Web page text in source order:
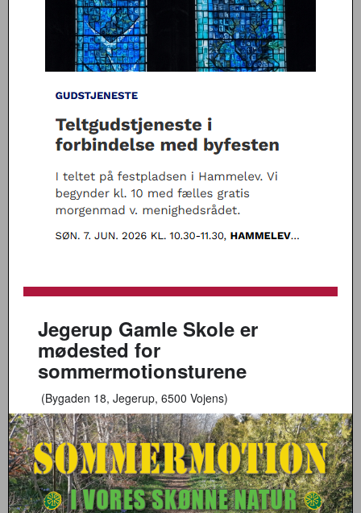
Jegerup Gamle Skole er
mødested for
sommermotionsturene
(Bygaden 18, Jegerup, 6500 Vojens)